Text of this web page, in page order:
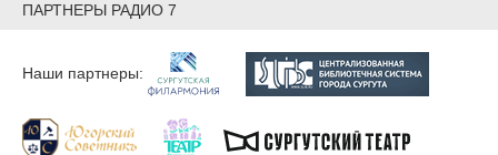
ПАРТНЕРЫ РАДИО 7
Наши партнеры: